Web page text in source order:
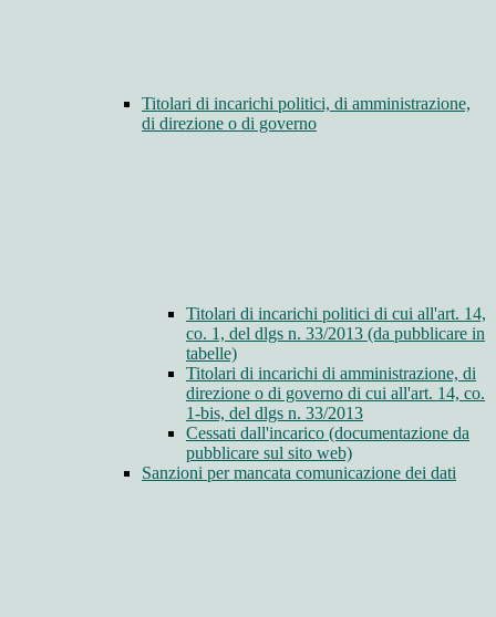
Titolari di incarichi politici, di amministrazione,
di direzione o di governo
Titolari di incarichi politici di cui all'art. 14,
co. 1, del dlgs n. 33/2013 (da pubblicare in
tabelle)
Titolari di incarichi di amministrazione, di
direzione o di governo di cui all'art. 14, co.
1-bis, del dlgs n. 33/2013
Cessati dall'incarico (documentazione da
pubblicare sul sito web)
Sanzioni per mancata comunicazione dei dati